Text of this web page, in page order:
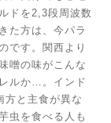
ドを2,3段周波数
た方は、今パラ
です。関西より
噌の味がこんな
ルか…。インド
方と主食が異な
虫を食べる人も